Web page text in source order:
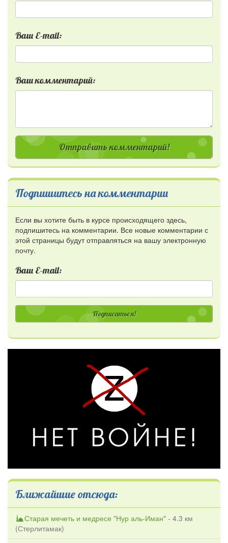
Ваш E-mail:
Ваш комментарий:
Отправить комментарий!
Подпишитесь на комментарии
Если вы хотите быть в курсе происходящего здесь,
подпишитесь на комментарии. Все новые комментарии с
этой страницы будут отправляться на вашу электронную
почту.
Ваш E-mail:
Подписаться!
Ближайшие отсюда:
Старая мечеть и медресе "Нур аль-Иман" - 4.3 км
(Стерлитамак)